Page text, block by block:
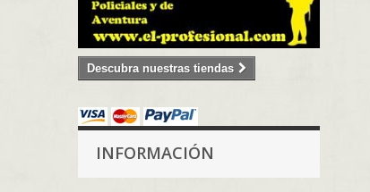
Descubra nuestras tiendas
INFORMACIÓN